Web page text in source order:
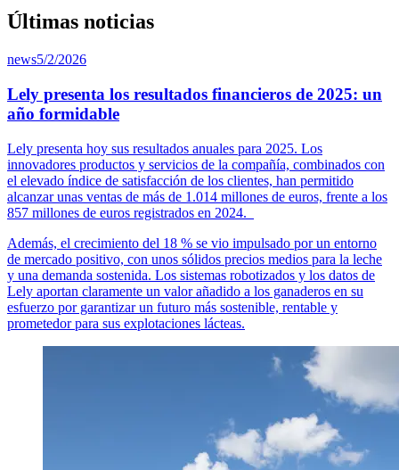
Últimas noticias
news5/2/2026
Lely presenta los resultados financieros de 2025: un
año formidable
Lely presenta hoy sus resultados anuales para 2025. Los
innovadores productos y servicios de la compañía, combinados con
el elevado índice de satisfacción de los clientes, han permitido
alcanzar unas ventas de más de 1.014 millones de euros, frente a los
857 millones de euros registrados en 2024.
Además, el crecimiento del 18 % se vio impulsado por un entorno
de mercado positivo, con unos sólidos precios medios para la leche
y una demanda sostenida. Los sistemas robotizados y los datos de
Lely aportan claramente un valor añadido a los ganaderos en su
esfuerzo por garantizar un futuro más sostenible, rentable y
prometedor para sus explotaciones lácteas.